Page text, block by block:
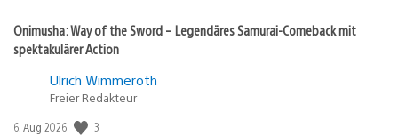
Onimusha: Way of the Sword – Legendäres Samurai-Comeback mit
spektakulärer Action
Ulrich Wimmeroth
Freier Redakteur
Veröffentlichungsdatum:
6. Aug 2026 3